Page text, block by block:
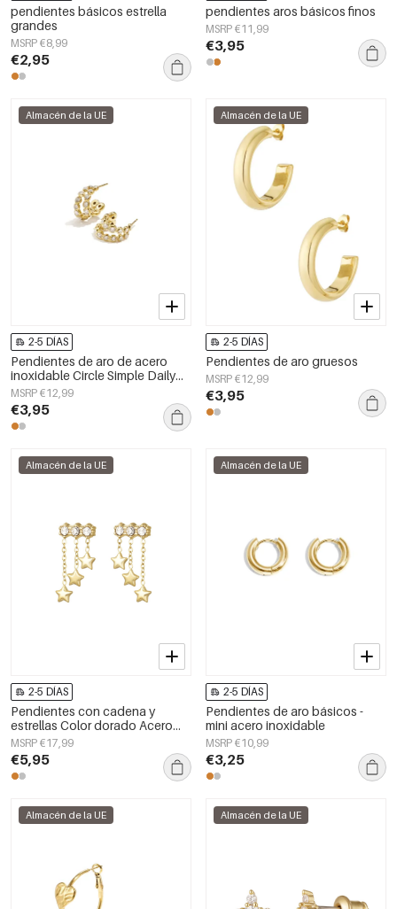
pendientes básicos estrella
grandes
MSRP €8,99
€2,95
pendientes aros básicos finos
MSRP €11,99
€3,95
Almacén de la UE
2-5 DÍAS
Pendientes de aro de acero
inoxidable Circle Simple Daily
Simple Series Joyería para mujer
MSRP €12,99
€3,95
Almacén de la UE
2-5 DÍAS
Pendientes de aro gruesos
MSRP €12,99
€3,95
Almacén de la UE
2-5 DÍAS
Pendientes con cadena y
estrellas Color dorado Acero
inoxidable
MSRP €17,99
€5,95
Almacén de la UE
2-5 DÍAS
Pendientes de aro básicos -
mini acero inoxidable
MSRP €10,99
€3,25
Almacén de la UE Almacén de la UE